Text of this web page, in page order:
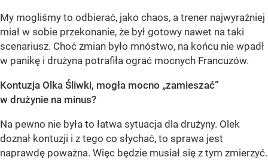
My mogliśmy to odbierać, jako chaos, a trener najwyraźniej
miał w sobie przekonanie, że był gotowy nawet na taki
scenariusz. Choć zmian było mnóstwo, na końcu nie wpadł
w panikę i drużyna potrafiła ograć mocnych Francuzów.
Kontuzja Olka Śliwki, mogła mocno „zamieszać”
w drużynie na minus?
Na pewno nie była to łatwa sytuacja dla drużyny. Olek
doznał kontuzji i z tego co słychać, to sprawa jest
naprawdę poważna. Więc będzie musiał się z tym zmierzyć.